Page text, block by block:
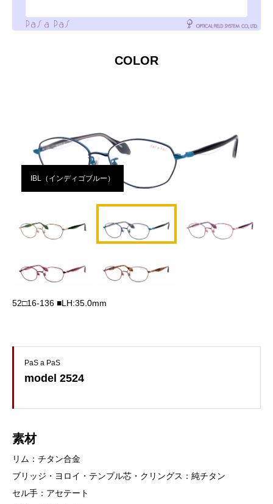
COLOR
IBL（インディゴブルー）
52□16-136 ■LH:35.0mm
PaS a PaS
model 2524
素材
リム：チタン合金
ブリッジ・ヨロイ・テンプル芯・クリングス：純チタン
セル手：アセテート